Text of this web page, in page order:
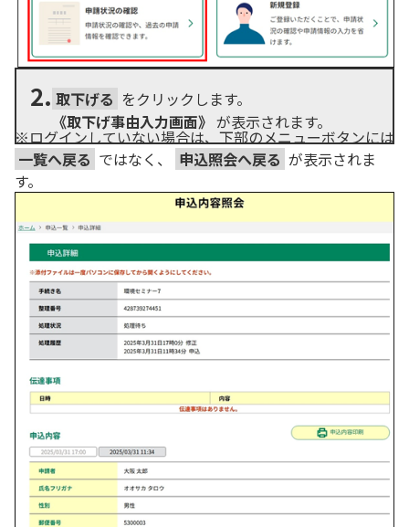
2. 取下げる をクリックします。
《取下げ事由入力画面》 が表示されます。
※ログインしていない場合は、下部のメニューボタンには
一覧へ戻る ではなく、 申込照会へ戻る が表示されま
す。